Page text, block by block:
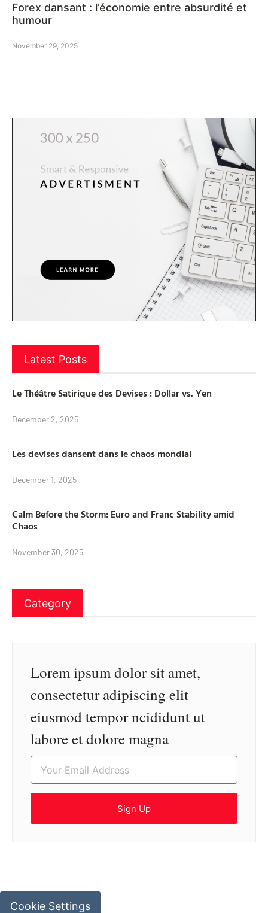
Forex dansant : l’économie entre absurdité et
humour
November 29, 2025
Latest Posts
Le Théâtre Satirique des Devises : Dollar vs. Yen
December 2, 2025
Les devises dansent dans le chaos mondial
December 1, 2025
Calm Before the Storm: Euro and Franc Stability amid
Chaos
November 30, 2025
Category
Lorem ipsum dolor sit amet,
consectetur adipiscing elit
eiusmod tempor ncididunt ut
labore et dolore magna
Sign Up
Cookie Settings